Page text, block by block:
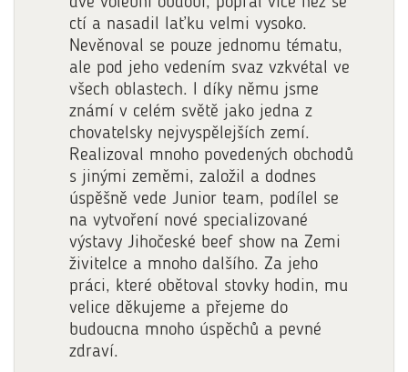
ctí a nasadil laťku velmi vysoko.
Nevěnoval se pouze jednomu tématu,
ale pod jeho vedením svaz vzkvétal ve
všech oblastech. I díky němu jsme
známí v celém světě jako jedna z
chovatelsky nejvyspělejších zemí.
Realizoval mnoho povedených obchodů
s jinými zeměmi, založil a dodnes
úspěšně vede Junior team, podílel se
na vytvoření nové specializované
výstavy Jihočeské beef show na Zemi
živitelce a mnoho dalšího. Za jeho
práci, které obětoval stovky hodin, mu
velice děkujeme a přejeme do
budoucna mnoho úspěchů a pevné
zdraví.